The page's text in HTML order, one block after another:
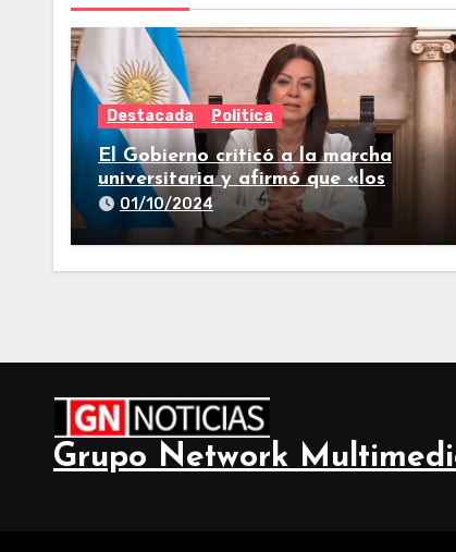
Destacada Politica
El Gobierno criticó a la marcha
universitaria y afirmó que «los
reclamos están todos resueltos»
01/10/2024
Grupo Network